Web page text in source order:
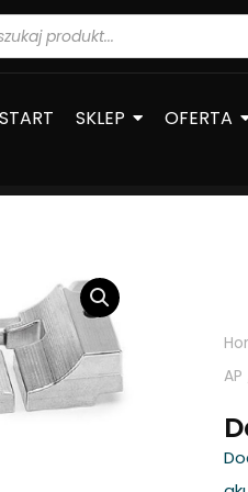
START SKLEP OFERTA
AP